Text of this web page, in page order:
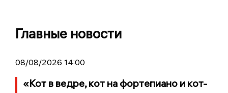
Главные новости
08/08/2026 14:00
«Кот в ведре, кот на фортепиано и кот-